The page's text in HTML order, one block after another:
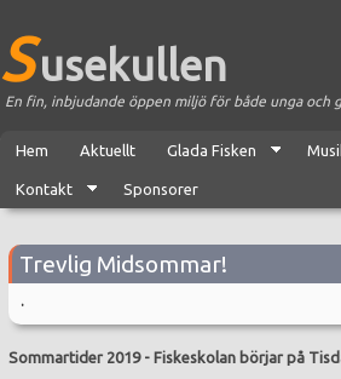
S usekullen
En fin, inbjudande öppen miljö för både unga och
Hem Aktuellt Glada Fisken
Kontakt Sponsorer
Trevlig Midsommar!
.
Sommartider 2019- Fiskeskolan börjar på